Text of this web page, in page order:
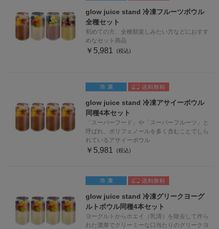
glow juice stand 冷凍フルーツボウル
全種セット
初めての方、全種類楽しみたい方などにおすす
めなセット商品
￥5,981
glow juice stand 冷凍アサイーボウル
同種4本セット
「スーパーフード」や「スーパーフルーツ」と
呼ばれ、ポリフェノールを多く含むことでしら
れているアサイーボウル
￥5,981
glow juice stand 冷凍グリークヨーグ
ルトボウル同種4本セット
ヨーグルトからホエイ（乳清）を除去して作ら
れた濃厚でクリーミーな口当たりのグリークヨ